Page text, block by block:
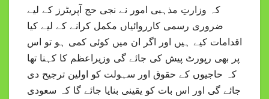
کہ وزارتِ مذہبی امور نے نجی حج آپریٹرز کے لیے
ضروری رسمی کارروائیاں مکمل کرانے کے لیے کیا
اقدامات کیے ہیں اور اگر ان میں کوئی کمی ہو تو اس
پر بھی رپورٹ پیش کی جائے گی وزیراعظم کا کہنا تھا
کہ حاجیوں کے حقوق اور سہولت کو اولین ترجیح دی
جائے گی اور اس بات کو یقینی بنایا جائے گا کہ سعودی